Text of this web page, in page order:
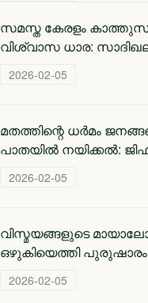
സമസ്ത കേരളം
വിശ്വാസ ധാര:
2026-02-05
മതത്തിന്റെ ധര്‍മം
പാതയില്‍ നയിക്കല്‍:
2026-02-05
വിസ്മയങ്ങളുടെ
ഒഴുകിയെത്തി പുരുഷാരം
2026-02-05